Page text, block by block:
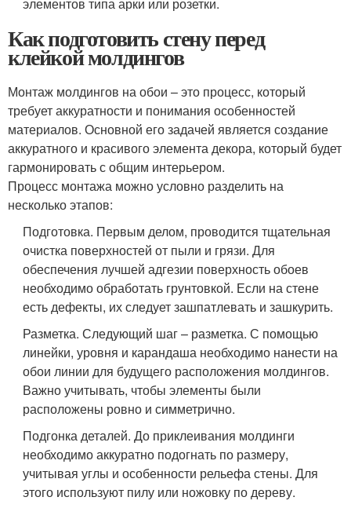
Как подготовить стену перед
клейкой молдингов
Монтаж молдингов на обои – это процесс, который
требует аккуратности и понимания особенностей
материалов. Основной его задачей является создание
аккуратного и красивого элемента декора, который будет
гармонировать с общим интерьером.
Процесс монтажа можно условно разделить на
несколько этапов:
Подготовка. Первым делом, проводится тщательная
очистка поверхностей от пыли и грязи. Для
обеспечения лучшей адгезии поверхность обоев
необходимо обработать грунтовкой. Если на стене
есть дефекты, их следует зашпатлевать и зашкурить.
Разметка. Следующий шаг – разметка. С помощью
линейки, уровня и карандаша необходимо нанести на
обои линии для будущего расположения молдингов.
Важно учитывать, чтобы элементы были
расположены ровно и симметрично.
Подгонка деталей. До приклеивания молдинги
необходимо аккуратно подогнать по размеру,
учитывая углы и особенности рельефа стены. Для
этого используют пилу или ножовку по дереву.